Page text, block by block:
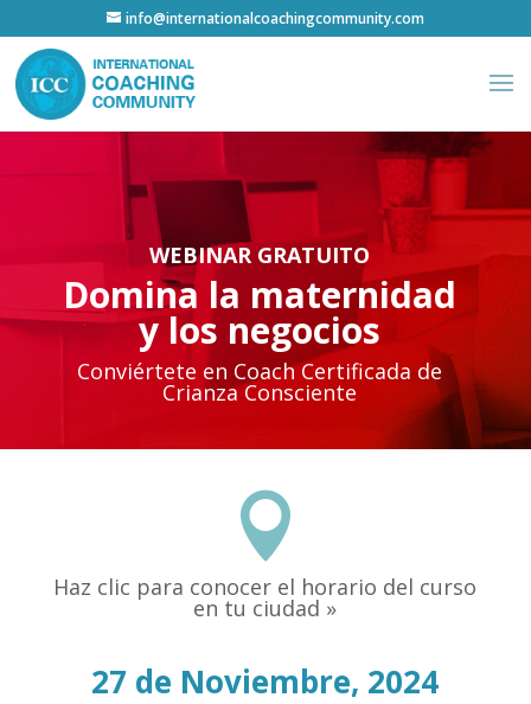
info@internationalcoachingcommunity.com
WEBINAR GRATUITO
Domina la maternidad
y los negocios
Conviértete en Coach Certificada de
Crianza Consciente

Haz clic para conocer el horario del curso
en tu ciudad »
27 de Noviembre, 2024